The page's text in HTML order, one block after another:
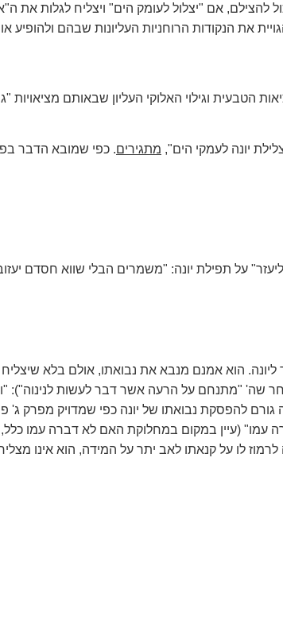
להצילם, אם "יצלול לעומק הים" ויצליח לגלות את
את הנקודות הרוחניות העליונות שבהם ולהופיע
הטבעית וגילוי האלוקי העליון שבאותם מציאויות
יונה לעמקי הים", מתגירים. כפי שמובא הדבר
על תפילת יונה: "משמרים הבלי שווא חסדם
ליונה. הוא אמנם מנבא את נבואתו, אולם בלא
שה' "מתנחם על הרעה אשר דבר לעשות לנינוה"):
להפסקת נבואתו של יונה כפי שמדויק מפרק
(עיין במקום במחלוקת האם לא דברה עמו כלל,
לו על קנאתו לאב יתר על המידה, הוא אינו